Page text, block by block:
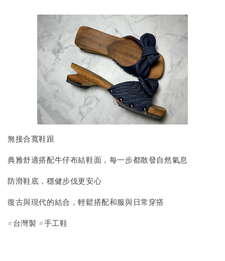
無接合寬鞋跟
典雅舒適搭配牛仔布結鞋面，每一步都散發自然氣息
防滑鞋底，穩健步伐更安心
復古與現代的結合，輕鬆搭配和服與日常穿搭
#台灣製 #手工鞋